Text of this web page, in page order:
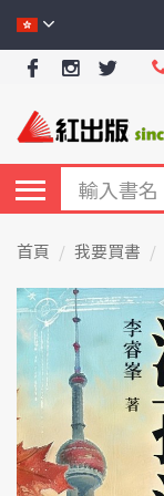
首頁 我要買書